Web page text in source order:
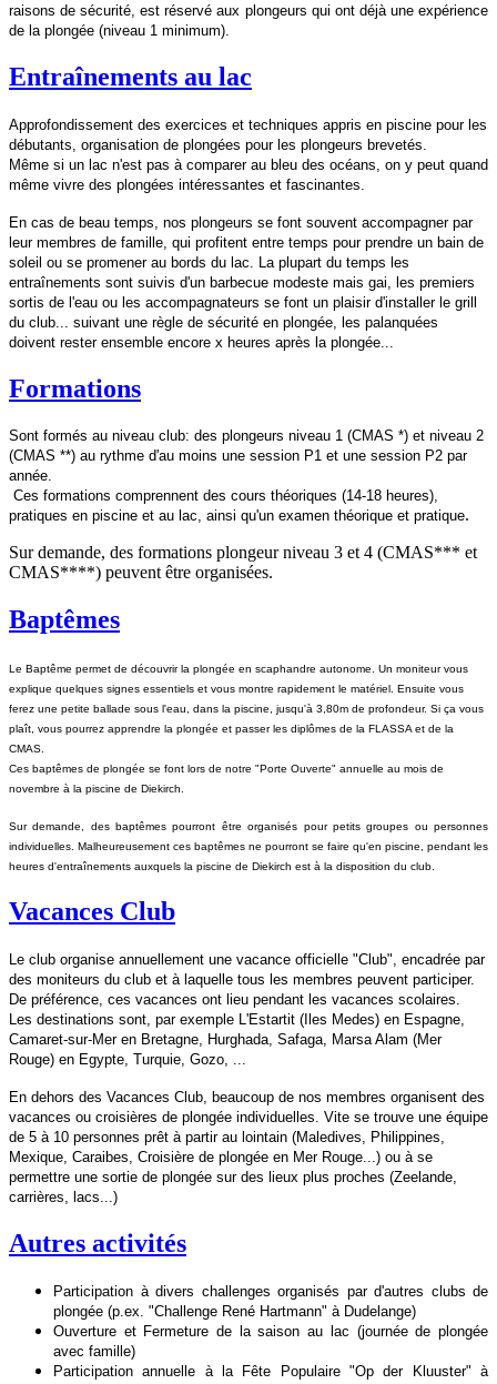
raisons de sécurité, est réservé aux plongeurs qui ont déjà une expérience
de la plongée (niveau 1 minimum).
Entraînements au lac
Approfondissement des exercices et techniques appris en piscine pour les
débutants, organisation de plongées pour les plongeurs brevetés.
Même si un lac n'est pas à comparer au bleu des océans, on y peut quand
même vivre des plongées intéressantes et fascinantes.
En cas de beau temps, nos plongeurs se font souvent accompagner par
leur membres de famille, qui profitent entre temps pour prendre un bain de
soleil ou se promener au bords du lac. La plupart du temps les
entraînements sont suivis d'un barbecue modeste mais gai, les premiers
sortis de l'eau ou les accompagnateurs se font un plaisir d'installer le grill
du club... suivant une règle de sécurité en plongée, les palanquées
doivent rester ensemble encore x heures après la plongée...
Formations
Sont formés au niveau club: des plongeurs niveau 1 (CMAS *) et niveau 2
(CMAS **) au rythme d'au moins une session P1 et une session P2 par
année.
Ces formations comprennent des cours théoriques (14-18 heures),
pratiques en piscine et au lac, ainsi qu'un examen théorique et pratique.
Sur demande, des formations plongeur niveau 3 et 4 (CMAS*** et
CMAS****) peuvent être organisées.
Baptêmes
Le Baptême permet de découvrir la plongée en scaphandre autonome. Un moniteur vous
explique quelques signes essentiels et vous montre rapidement le matériel. Ensuite vous
ferez une petite ballade sous l'eau, dans la piscine, jusqu'à 3,80m de profondeur. Si ça vous
plaît, vous pourrez apprendre la plongée et passer les diplômes de la FLASSA et de la
CMAS.
Ces baptêmes de plongée se font lors de notre "Porte Ouverte" annuelle au mois de
novembre à la piscine de Diekirch.
Sur demande, des baptêmes pourront être organisés pour petits groupes ou personnes
individuelles. Malheureusement ces baptêmes ne pourront se faire qu'en piscine, pendant les
heures d'entraînements auxquels la piscine de Diekirch est à la disposition du club.
Vacances Club
Le club organise annuellement une vacance officielle "Club", encadrée par
des moniteurs du club et à laquelle tous les membres peuvent participer.
De préférence, ces vacances ont lieu pendant les vacances scolaires.
Les destinations sont, par exemple L'Estartit (Iles Medes) en Espagne,
Camaret-sur-Mer en Bretagne, Hurghada, Safaga, Marsa Alam (Mer
Rouge) en Egypte, Turquie, Gozo, ...
En dehors des Vacances Club, beaucoup de nos membres organisent des
vacances ou croisières de plongée individuelles. Vite se trouve une équipe
de 5 à 10 personnes prêt à partir au lointain (Maledives, Philippines,
Mexique, Caraibes, Croisière de plongée en Mer Rouge...) ou à se
permettre une sortie de plongée sur des lieux plus proches (Zeelande,
carrières, lacs...)
Autres activités
Participation à divers challenges organisés par d'autres clubs de
plongée (p.ex. "Challenge René Hartmann" à Dudelange)
Ouverture et Fermeture de la saison au lac (journée de plongée
avec famille)
Participation annuelle à la Fête Populaire "Op der Kluuster" à